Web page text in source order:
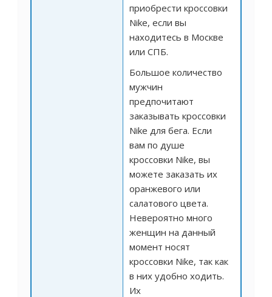
приобрести кроссовки
Nike, если вы
находитесь в Москве
или СПБ.
Большое количество
мужчин
предпочитают
заказывать кроссовки
Nike для бега. Если
вам по душе
кроссовки Nike, вы
можете заказать их
оранжевого или
салатового цвета.
Невероятно много
женщин на данный
момент носят
кроссовки Nike, так как
в них удобно ходить.
Их